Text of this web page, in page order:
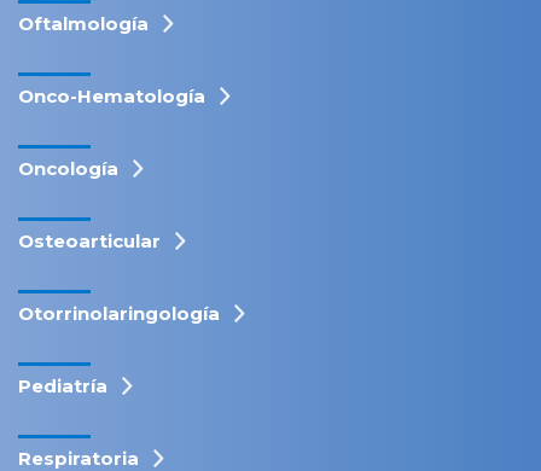
Oftalmología
Onco-Hematología
Oncología
Osteoarticular
Otorrinolaringología
Pediatría
Respiratoria